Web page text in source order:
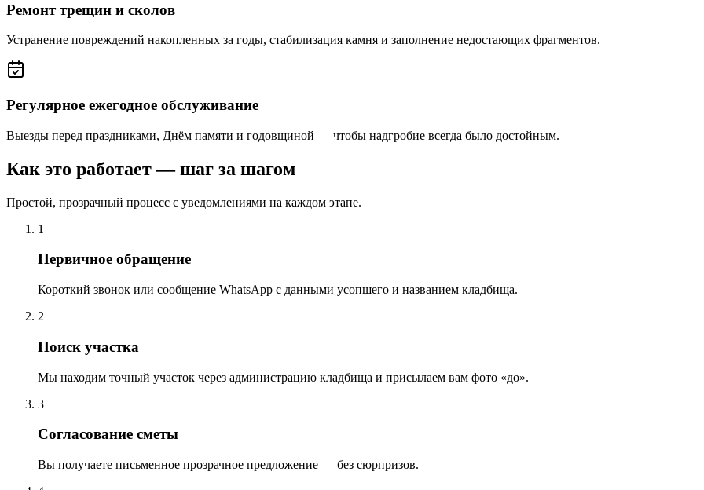
Ремонт трещин и сколов
Устранение повреждений накопленных за годы, стабилизация камня и заполнение недостающих фрагментов.
Регулярное ежегодное обслуживание
Выезды перед праздниками, Днём памяти и годовщиной — чтобы надгробие всегда было достойным.
Как это работает — шаг за шагом
Простой, прозрачный процесс с уведомлениями на каждом этапе.
1
Первичное обращение
Короткий звонок или сообщение WhatsApp с данными усопшего и названием кладбища.
2
Поиск участка
Мы находим точный участок через администрацию кладбища и присылаем вам фото «до».
3
Согласование сметы
Вы получаете письменное прозрачное предложение — без сюрпризов.